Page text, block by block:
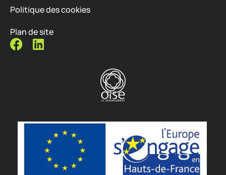
Politique des cookies
Plan de site